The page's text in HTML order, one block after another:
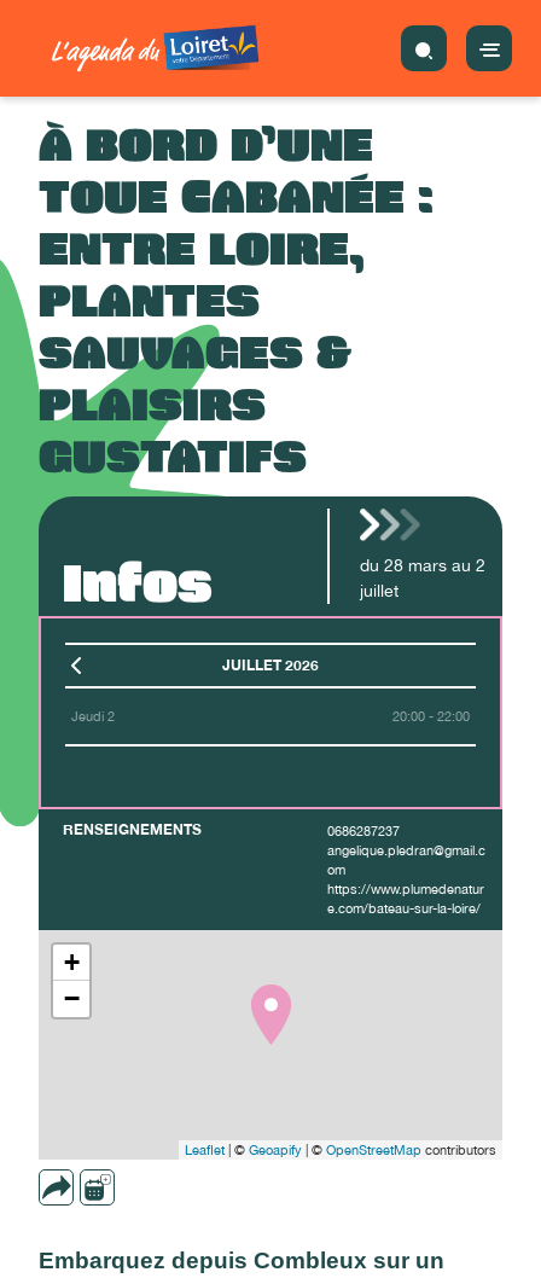
À BORD D’UNE
TOUE CABANÉE :
ENTRE LOIRE,
PLANTES
SAUVAGES &
PLAISIRS
GUSTATIFS
Infos du 28 mars au 2
juillet
JUILLET 2026
Jeudi 2 20:00 - 22:00
RENSEIGNEMENTS
0686287237
angelique.pledran@gmail.c
om
https://www.plumedenatur
e.com/bateau-sur-la-loire/
+
−
Leaflet| © Geoapify | © OpenStreetMap contributors
Embarquez depuis Combleux sur un